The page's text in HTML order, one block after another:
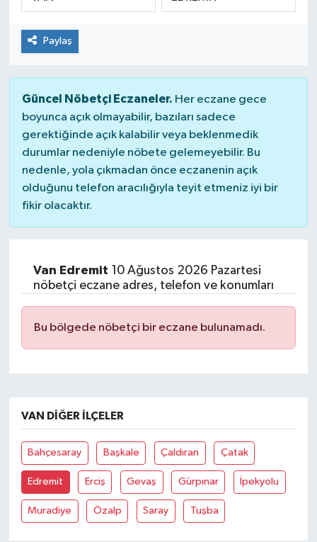
Paylaş
Güncel Nöbetçi Eczaneler. Her eczane gece
boyunca açık olmayabilir, bazıları sadece
gerektiğinde açık kalabilir veya beklenmedik
durumlar nedeniyle nöbete gelemeyebilir. Bu
nedenle, yola çıkmadan önce eczanenin açık
olduğunu telefon aracılığıyla teyit etmeniz iyi bir
fikir olacaktır.
Van Edremit 10 Ağustos 2026 Pazartesi
nöbetçi eczane adres, telefon ve konumları
Bu bölgede nöbetçi bir eczane bulunamadı.
VAN DIĞER İLÇELER
Bahçesaray Başkale Çaldıran Çatak
Edremit Erciş Gevaş Gürpınar İpekyolu
Muradiye Özalp Saray Tuşba